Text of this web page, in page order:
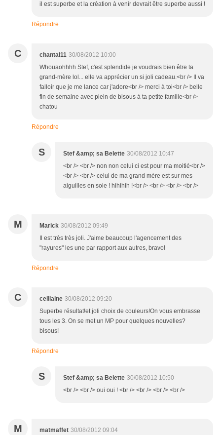
il est superbe et la création à venir devrait être superbe aussi !
Répondre
C chantal11 30/08/2012 10:00
Whouaohhhh Stef, c'est splendide je voudrais bien être ta
grand-mère lol... elle va apprécier un si joli cadeau.<br /> Il va
falloir que je me lance car j'adore<br /> merci à toi<br /> belle
fin de semaine avec plein de bisous à ta petite famille<br />
chatou
Répondre
S Stef &amp; sa Belette 30/08/2012 10:47
<br /> <br /> non non celui ci est pour ma moitié<br />
<br /> <br /> celui de ma grand mère est sur mes
aiguilles en soie ! hihihih !<br /> <br /> <br /> <br />
M Marick 30/08/2012 09:49
Il est très très joli. J'aime beaucoup l'agencement des
"rayures" les une par rapport aux autres, bravo!
Répondre
C celilaine 30/08/2012 09:20
Superbe résultat!et joli choix de couleurs!On vous embrasse
tous les 3. On se met un MP pour quelques nouvelles?
bisous!
Répondre
S Stef &amp; sa Belette 30/08/2012 10:50
<br /> <br /> oui oui ! <br /> <br /> <br /> <br />
M matmaffet 30/08/2012 09:04